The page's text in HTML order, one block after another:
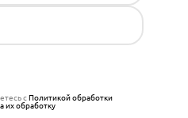
сПолитикой обработки
их обработку